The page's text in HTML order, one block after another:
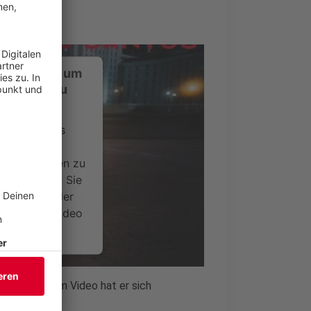
um
zu
eines
kann Daten zu
Bitte lesen Sie
Sie der
dieses Video
zum Video hat er sich